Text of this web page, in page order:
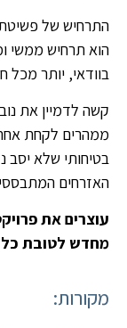
התרחיש של פשיטת
הוא תרחיש ממשי
בוודאי, יותר מכל
קשה לדמיין את
ממהרים לקחת
בטיחותי שלא יסב
האזרחים
עוצרים את
מחדש לטובת כל
מקורות: